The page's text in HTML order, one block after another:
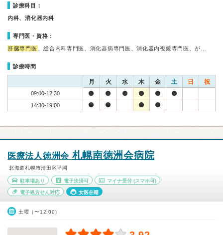
診療科目：
内科、消化器内科
専門医・資格：
肝臓専門医 、総合内科専門医、消化器病専門医、消化器内視鏡専門医、が…
診療時間
月 火 水 木 金 土 日 祝
09:00-12:30
14:30-19:00
医療法人徳洲会 札幌南徳洲会病院
北海道札幌市清田区平岡
駐車場あり 電子決済可 マイナ受付 (スマホ可)
電子処方せん対応 女医在籍
土曜（〜12:00）